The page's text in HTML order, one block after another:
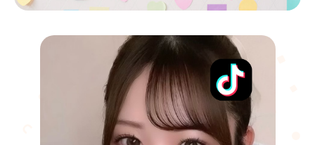
ニュース一覧
企業向けお問い合わせ